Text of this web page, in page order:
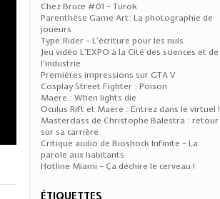
Chez Bruce #01 – Turok
Parenthèse Game Art: La photographie de
joueurs
Type:Rider – L’écriture pour les nuls
Jeu vidéo L’EXPO à la Cité des sciences et de
l’industrie
Premières impressions sur GTA V
Cosplay Street Fighter : Poison
Maere : When lights die
Oculus Rift et Maere : Entrez dans le virtuel !
Masterclass de Christophe Balestra : retour
sur sa carrière
Critique audio de Bioshock Infinite – La
parole aux habitants
Hotline Miami – Ça déchire le cerveau !
ÉTIQUETTES